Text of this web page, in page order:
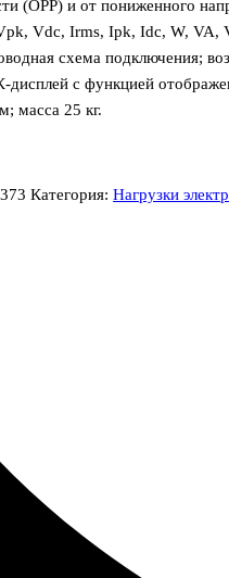
(OPP) и от пониженного
Vdc, Irms, Ipk, Idc, W, VA,
схема подключения;
дисплей с функцией
масса 25 кг.
Категория:Нагрузки